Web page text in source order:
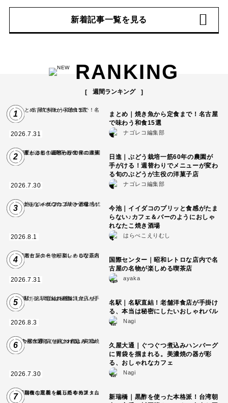
新着記事一覧を見る
RANKING
週間ランキング
1
2026.7.31
まとめ｜焼き魚から定食まで！名古屋
で味わう和食15選
ナゴレコ編集部
2
2026.7.30
日進｜ぶどう栽培一筋60年の農園が
手がける！週替わりでメニューが変わ
る旬のぶどうが主役の洋菓子店
ナゴレコ編集部
3
2026.8.1
今池｜イイダコのプリッと食感がたま
らない♪カフェ＆バーのようにおしゃ
れなたこ焼き酒場
はらぺこえりむし
4
2026.7.31
国際センター｜昭和レトロな店内で名
古屋の名物が楽しめる喫茶店
ayaka
5
2026.8.3
名駅｜名駅直結！老舗洋食店が手掛け
る、本当は秘密にしたいおしゃれバル
Nagi
6
2026.7.30
久屋大通｜ぐつぐつ煮込みハンバーグ
に胃袋を掴まれる。美濃焼の器が彩
る、おしゃれなカフェ
Nagi
7
新瑞橋｜黒酢を使った本格派！台湾朝